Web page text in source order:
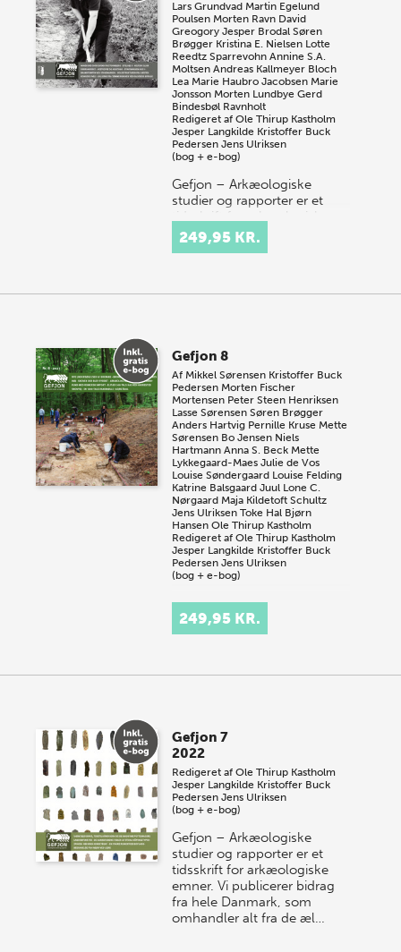
Lars Grundvad Martin Egelund
Poulsen Morten Ravn David
Greogory Jesper Brodal Søren
Brøgger Kristina E. Nielsen Lotte
Reedtz Sparrevohn Annine S.A.
Moltsen Andreas Kallmeyer Bloch
Lea Marie Haubro Jacobsen Marie
Jonsson Morten LundbyeGerd
Bindesbøl Ravnholt
Redigeret afOle Thirup Kastholm
Jesper Langkilde Kristoffer Buck
Pedersen Jens Ulriksen
(bog + e-bog)
Gefjon – Arkæologiske
studier og rapporter er et
tidsskrift for arkæologiske
emner. Vi publicerer bidrag
fra hele Danmark, som
249,95 KR.
Gefjon 8
Af Mikkel Sørensen Kristoffer Buck
Pedersen Morten Fischer
Mortensen Peter Steen Henriksen
Lasse Sørensen Søren Brøgger
Anders Hartvig Pernille Kruse Mette
Sørensen Bo Jensen Niels
Hartmann Anna S. Beck Mette
Lykkegaard-Maes Julie de Vos
Louise Søndergaard Louise Felding
Katrine Balsgaard Juul Lone C.
Nørgaard Maja Kildetoft Schultz
Jens Ulriksen Toke Hal Bjørn
Hansen Ole Thirup Kastholm
Redigeret afOle Thirup Kastholm
Jesper Langkilde Kristoffer Buck
Pedersen Jens Ulriksen
(bog + e-bog)
Gefjon – Arkæologiske
studier og rapporter er et
tidsskrift for arkæologiske
249,95 KR.
Gefjon 7
2022
Redigeret afOle Thirup Kastholm
Jesper Langkilde Kristoffer Buck
Pedersen Jens Ulriksen
(bog + e-bog)
Gefjon – Arkæologiske
studier og rapporter er et
tidsskrift for arkæologiske
emner. Vi publicerer bidrag
fra hele Danmark, som
omhandler alt fra de æl…